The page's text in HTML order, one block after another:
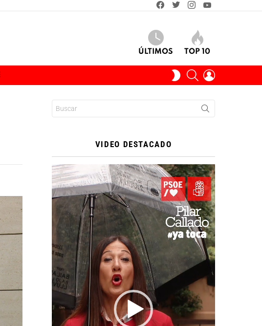
ÚLTIMOS TOP 10
SWITCH
SKIN
BUSCAR
VIDEO DESTACADO
Reproductor
de
vídeo